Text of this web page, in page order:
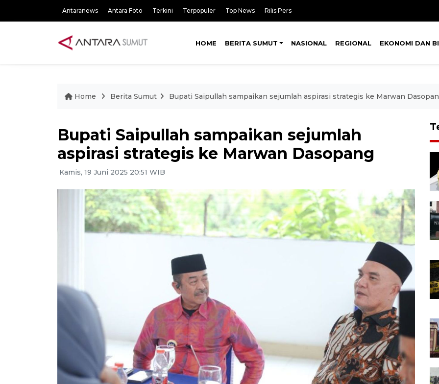
Antaranews Antara Foto Terkini Terpopuler Top News Rilis Pers
HOME BERITA SUMUT NASIONAL REGIONAL EKONOMI DAN
Home Berita Sumut Bupati Saipullah sampaikan sejumlah aspirasi strategis ke Marwan
Bupati Saipullah sampaikan sejumlah
aspirasi strategis ke Marwan Dasopang
Kamis, 19 Juni 2025 20:51 WIB